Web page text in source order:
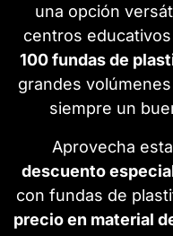
una opción
centros educativos
100 fundas de
grandes
siempre un
Aprovecha
descuento
con fundas de
precio en material